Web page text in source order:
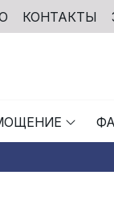
КОНТАКТЫ